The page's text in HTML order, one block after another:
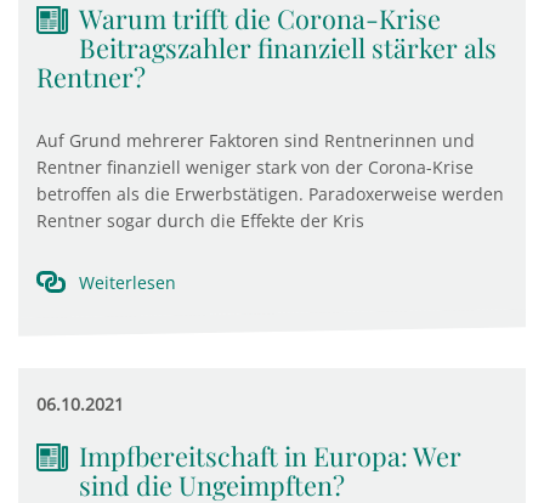
Warum trifft die Corona-Krise
Beitragszahler finanziell stärker als
Rentner?
Auf Grund mehrerer Faktoren sind Rentnerinnen und
Rentner finanziell weniger stark von der Corona-Krise
betroffen als die Erwerbstätigen. Paradoxerweise werden
Rentner sogar durch die Effekte der Kris
Weiterlesen
06.10.2021
Impfbereitschaft in Europa: Wer
sind die Ungeimpften?